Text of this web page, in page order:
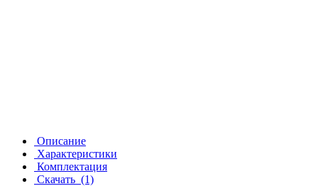
Описание
Характеристики
Комплектация
Скачать (1)